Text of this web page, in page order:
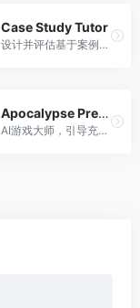
Case Study Tutor
设计并评估基于案例的学习问题。
Apocalypse Prep Games
AI游戏大师，引导充满挑战的生存场景。